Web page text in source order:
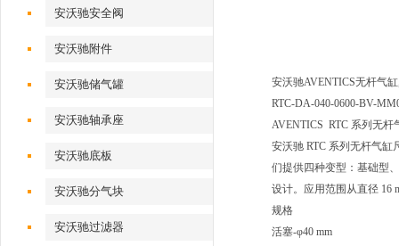
安沃驰安全阀
安沃驰附件
安沃驰储气罐
安沃驰轴承座
安沃驰底板
安沃驰分气块
安沃驰过滤器
安沃驰AVENTICS无杆气
RTC-DA-040-0600-BV-
AVENTICS RTC 系列无杆
安沃驰 RTC 系列无杆气
们提供四种变型：基础型
设计。应用范围从直径 16
规格
活塞-φ40 mm